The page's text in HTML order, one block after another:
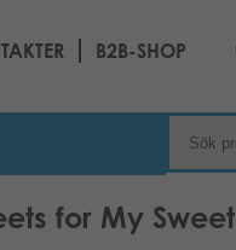
B2B-SHOP
for My Sweet